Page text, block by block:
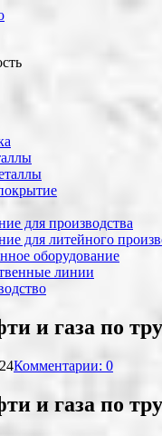
для производства
для литейного
оборудование
линии
и газа по
Комментарии: 0
и газа по